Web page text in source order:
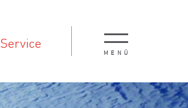
Service
MENÜ